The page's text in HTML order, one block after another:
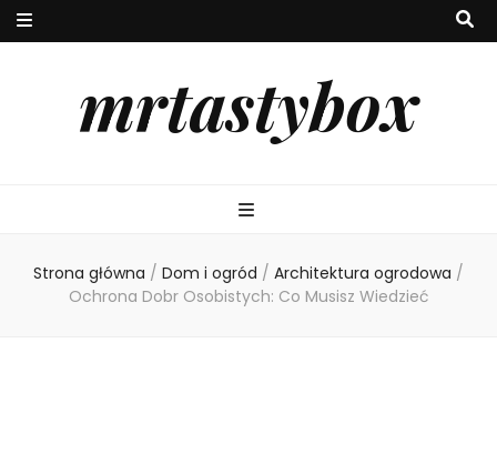
mrtastybox
Strona główna / Dom i ogród / Architektura ogrodowa /
Ochrona Dobr Osobistych: Co Musisz Wiedzieć